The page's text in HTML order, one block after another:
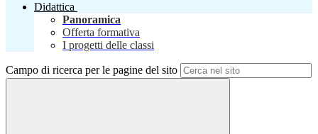
Didattica
Panoramica
Offerta formativa
I progetti delle classi
Campo di ricerca per le pagine del sito